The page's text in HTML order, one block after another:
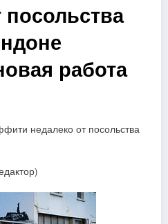
работа
недалеко от посольства